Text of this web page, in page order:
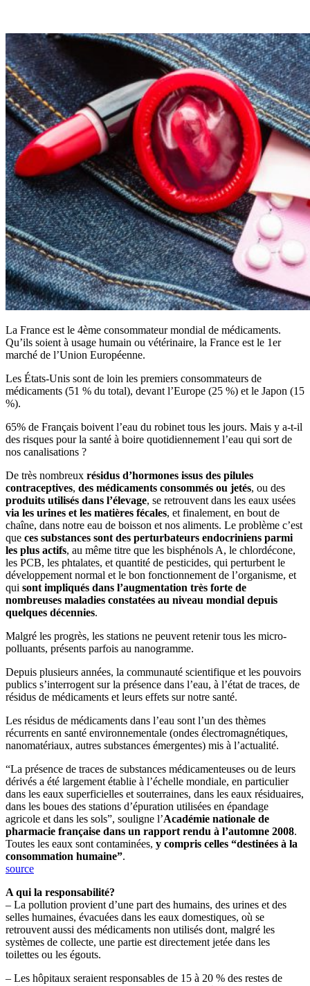
La France est le 4ème consommateur mondial de médicaments.
Qu’ils soient à usage humain ou vétérinaire, la France est le 1er
marché de l’Union Européenne.
Les États-Unis sont de loin les premiers consommateurs de
médicaments (51 % du total), devant l’Europe (25 %) et le Japon (15
%).
65% de Français boivent l’eau du robinet tous les jours. Mais y a-t-il
des risques pour la santé à boire quotidiennement l’eau qui sort de
nos canalisations ?
De très nombreux résidus d’hormones issus des pilules
contraceptives, des médicaments consommés ou jetés, ou des
produits utilisés dans l’élevage, se retrouvent dans les eaux usées
via les urines et les matières fécales, et finalement, en bout de
chaîne, dans notre eau de boisson et nos aliments. Le problème c’est
que ces substances sont des perturbateurs endocriniens parmi
les plus actifs, au même titre que les bisphénols A, le chlordécone,
les PCB, les phtalates, et quantité de pesticides, qui perturbent le
développement normal et le bon fonctionnement de l’organisme, et
qui sont impliqués dans l’augmentation très forte de
nombreuses maladies constatées au niveau mondial depuis
quelques décennies.
Malgré les progrès, les stations ne peuvent retenir tous les micro-
polluants, présents parfois au nanogramme.
Depuis plusieurs années, la communauté scientifique et les pouvoirs
publics s’interrogent sur la présence dans l’eau, à l’état de traces, de
résidus de médicaments et leurs effets sur notre santé.
Les résidus de médicaments dans l’eau sont l’un des thèmes
récurrents en santé environnementale (ondes électromagnétiques,
nanomatériaux, autres substances émergentes) mis à l’actualité.
“La présence de traces de substances médicamenteuses ou de leurs
dérivés a été largement établie à l’échelle mondiale, en particulier
dans les eaux superficielles et souterraines, dans les eaux résiduaires,
dans les boues des stations d’épuration utilisées en épandage
agricole et dans les sols”, souligne l’Académie nationale de
pharmacie française dans un rapport rendu à l’automne 2008.
Toutes les eaux sont contaminées, y compris celles “destinées à la
consommation humaine”.
source
A qui la responsabilité?
– La pollution provient d’une part des humains, des urines et des
selles humaines, évacuées dans les eaux domestiques, où se
retrouvent aussi des médicaments non utilisés dont, malgré les
systèmes de collecte, une partie est directement jetée dans les
toilettes ou les égouts.
– Les hôpitaux seraient responsables de 15 à 20 % des restes de